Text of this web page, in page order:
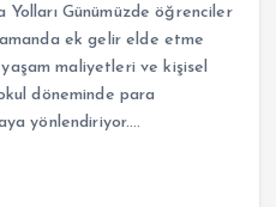
Günümüzde öğrenciler
ek gelir elde etme
maliyetleri ve kişisel
döneminde para
yönlendiriyor.…